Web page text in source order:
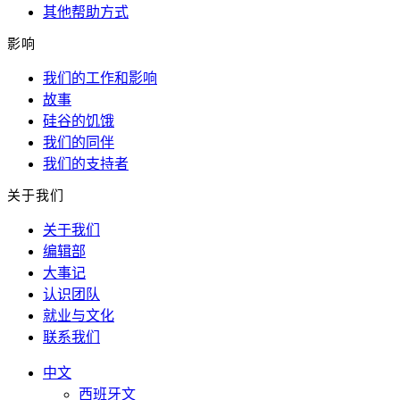
其他帮助方式
影响
我们的工作和影响
故事
硅谷的饥饿
我们的同伴
我们的支持者
关于我们
关于我们
编辑部
大事记
认识团队
就业与文化
联系我们
中文
西班牙文